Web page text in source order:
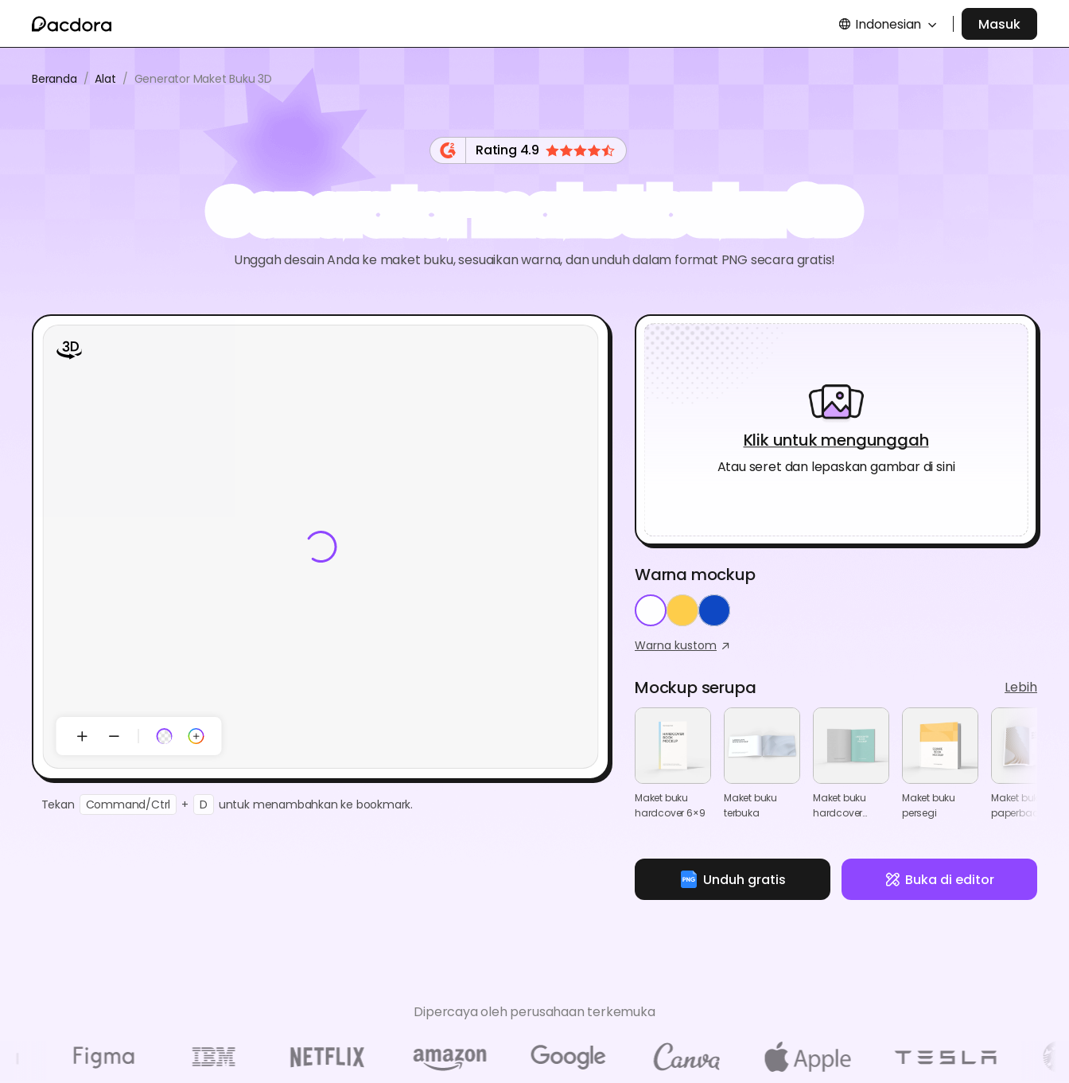
Indonesian Masuk
Beranda / Alat / Generator Maket Buku 3D
Rating 4.9
Generator maket buku 3D
Unggah desain Anda ke maket buku, sesuaikan warna, dan unduh dalam format PNG secara gratis!
Tekan Command/Ctrl + D untuk menambahkan ke bookmark.
Klik untuk mengunggah
Atau seret dan lepaskan gambar di sini
Warna mockup
Warna kustom
Mockup serupa Lebih
Maket buku
hardcover 6×9
Maket buku
terbuka
Maket buku
hardcover
Maket buku
persegi
Maket buku
paperback
Unduh gratis Buka di editor
Dipercaya oleh perusahaan terkemuka